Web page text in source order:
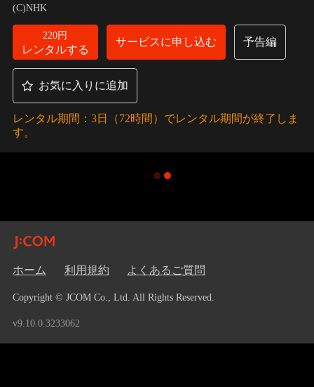
本：吉川英治、鎌田敏夫
(C)NHK
220円
レンタルする
サービスに申し込む 予告編
お気に入りに追加
レンタル期間：3日（72時間）でレンタル期間が終了しま
す。
ホーム 利用規約 よくあるご質問
Copyright © JCOM Co., Ltd. All Rights Reserved.
v9.10.0.3233062